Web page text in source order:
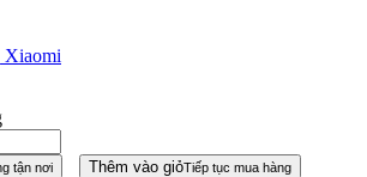
Xiaomi
tận nơi Thêm vào giỏTiếp tục mua hàng